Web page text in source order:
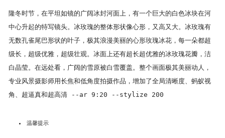
隆冬时节，在平坦如镜的广阔冰封河面上，有一个巨大的白色冰块在河
中心升起的特写镜头。冰玫瑰的整体形状像心形，又高又大。冰玫瑰有
无数孔雀尾巴形状的叶子，极其浪漫美丽的心形玫瑰冰花，每一朵都超
级长，超级优雅，超级壮观。冰面上还有超长超优雅的冰玫瑰花瓣，洁
白晶莹。在远处看，广阔的雪原被白雪覆盖。整个画面极其美丽动人，
专业风景摄影师用长焦和低角度拍摄作品，增加了全局清晰度、蚂蚁视
角、超逼真和超高清 --ar 9:20 --stylize 200
温馨提示